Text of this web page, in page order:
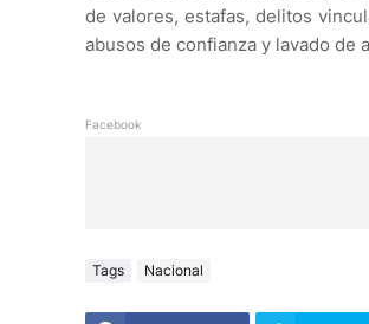
de valores, estafas, delitos
abusos de confianza y lavado
Facebook
Tags Nacional